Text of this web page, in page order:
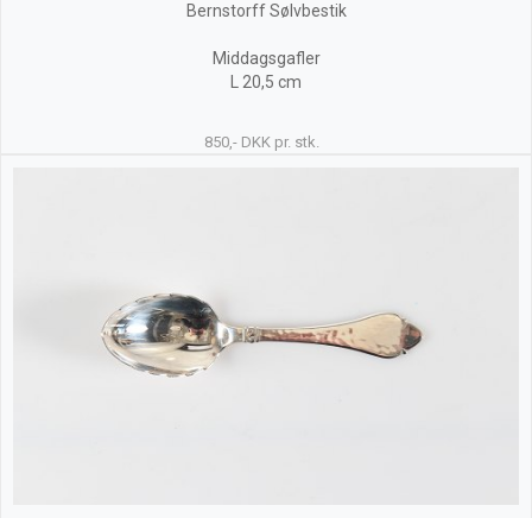
Bernstorff Sølvbestik
Middagsgafler
L 20,5 cm
850,- DKK pr. stk.